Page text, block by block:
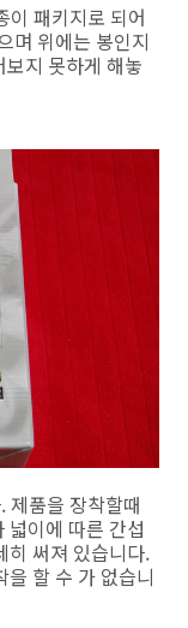
패키지로 되어
며 위에는 봉인지
지 못하게 해놓
제품을 장착할때
넓이에 따른 간섭
히 써져 있습니다.
할 수 가 없습니